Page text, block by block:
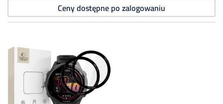
Ceny dostępne po zalogowaniu